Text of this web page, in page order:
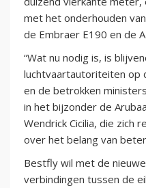
met het onderhouden
de Embraer E190 en de
“Wat nu nodig is, is
luchtvaartautoriteiten op
en de betrokken
in het bijzonder de
Wendrick Cicilia, die zich
over het belang van
Bestfly wil met de
verbindingen tussen de